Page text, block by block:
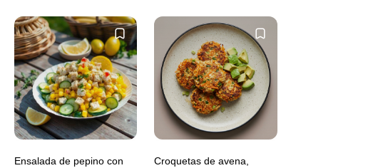
Ensalada de pepino con Croquetas de avena,